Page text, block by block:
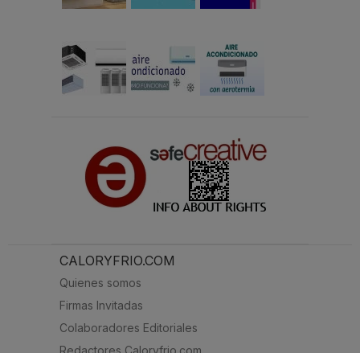
CALORYFRIO.COM
Quienes somos
Firmas Invitadas
Colaboradores Editoriales
Redactores Caloryfrio.com